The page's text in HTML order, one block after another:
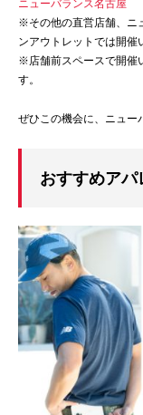
ニューバランス名古屋
※その他の直営店舗、ニ
ンアウトレットでは開催
※店舗前スペースで開催
す。
ぜひこの機会に、ニュー
おすすめアパ